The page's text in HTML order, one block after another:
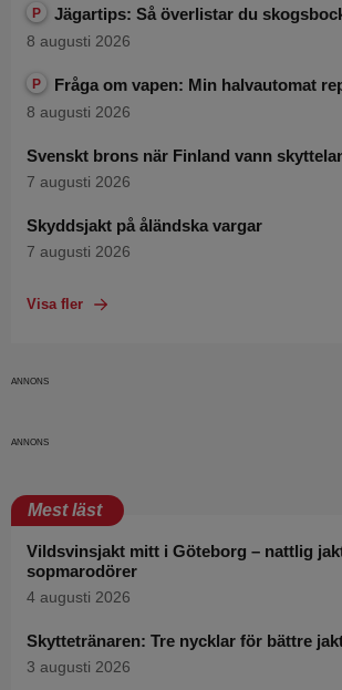
P Jägartips: Så överlistar du
8 augusti 2026
P Fråga om vapen: Min halvautomat
8 augusti 2026
Svenskt brons när Finland vann
7 augusti 2026
Skyddsjakt på åländska vargar
7 augusti 2026
Visa fler
Mest läst
Vildsvinsjakt mitt i Göteborg – nattlig
sopmarodörer
4 augusti 2026
Skyttetränaren: Tre nycklar för bättre
3 augusti 2026